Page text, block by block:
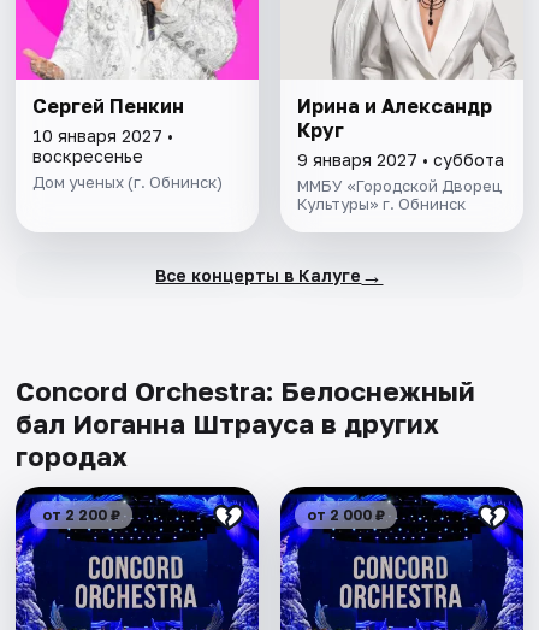
Сергей Пенкин
10 января 2027 •
воскресенье
Дом ученых (г. Обнинск)
Ирина и Александр
Круг
9 января 2027 • суббота
ММБУ «Городской Дворец
Культуры» г. Обнинск
Все концерты в Калуге →
Concord Orchestra: Белоснежный
бал Иоганна Штрауса в других
городах
от 2 200 ₽ от 2 000 ₽